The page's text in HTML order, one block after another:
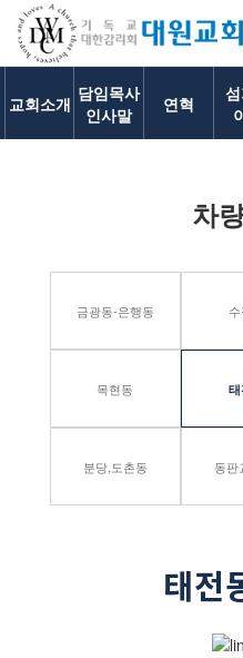
담임목사 인사말
2010~2019
2020~2023
교역자
교회소개 담임목사
인사말
연혁
차
금광동-은행동
목현동
분당,도촌동 동판
태전